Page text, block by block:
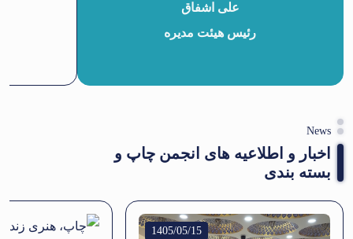
علی اشفاق
رئیس هیئت مدیره
News
اخبار و اطلاعیه های انجمن چاپ و
بسته بندی
1405/05/15